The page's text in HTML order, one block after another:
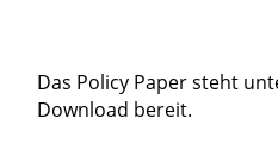
Das Policy Paper steht
Download bereit.